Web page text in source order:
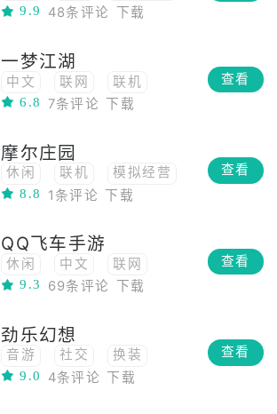
9.9
48条评论 下载
一梦江湖
中文 联网
联机
多人在线
高自由度
高画质
3D
社交
捏脸
MMO
MMORPG
6.8 7条评论 下载
查看
摩尔庄园
休闲 联机
模拟经营
养成
社交 怀旧
8.8 1条评论 下载
查看
QQ飞车手游
休闲 中文
联网
联机
竞速
网络工具
社交
竞技
9.3 69条评论 下载
查看
劲乐幻想
音游 社交
换装
9.0
4条评论 下载
查看